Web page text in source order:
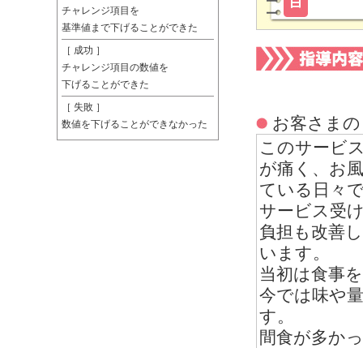
チャレンジ項目を
基準値まで下げることができた
［ 成功 ］
チャレンジ項目の数値を
下げることができた
［ 失敗 ］
数値を下げることができなかった
お客さま
このサービ
が痛く、お
ている日々
サービス受
負担も改善
います。
当初は食事
今では味や
す。
間食が多か